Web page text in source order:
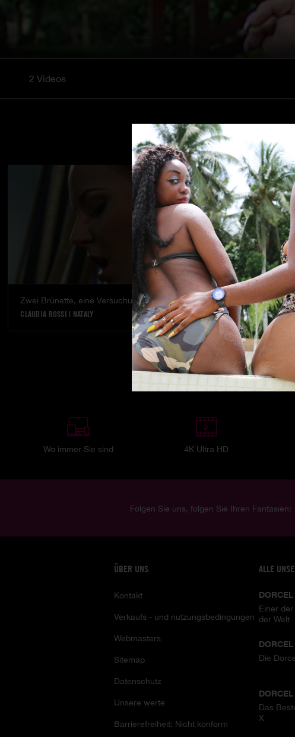
2 Videos
Zwei Brünette, eine Versuchung,
CLAUDIA ROSSI | NATALY
Doppeltes
RENATA BLACK|NATALY
Wo immer Sie sind 4K Ultra HD
Folgen Sie uns, folgen Sie Ihren Fantasien:
ÜBER UNS
Kontakt
Verkaufs - und nutzungsbedingungen
Webmasters
Sitemap
Datenschutz
Unsere werte
Barrierefreiheit: Nicht konform
ALLE
Einer
der Welt
Die
Das
X